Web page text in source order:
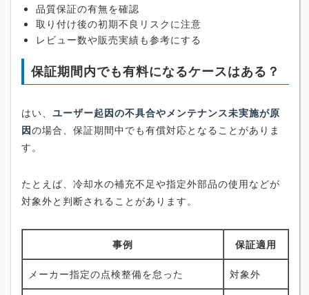
品質保証の有無を確認
取り付け後の初期不良リスクに注意
レビュー数や販売実績も参考にする
保証期間内でも有料になるケースはある？
はい、 ユーザー起因の不具合やメンテナンス未実施が原
因の場合、保証期間中でも有償対応となることがありま
す。
たとえば、冷却水の補充不足や指定外部品の使用などが
対象外と判断されることがあります。
事例 保証適用
メーカー指定の点検整備を怠った 対象外